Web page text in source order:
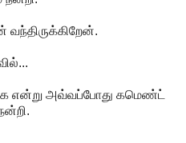
என்று அவ்வப்போது கமெண்ட்